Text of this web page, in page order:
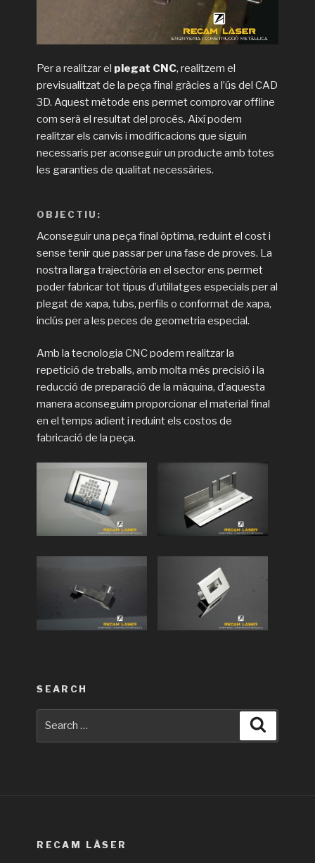
Per a realitzar el plegat CNC, realitzem el
previsualitzat de la peça final gràcies a l’ús del CAD
3D. Aquest mètode ens permet comprovar offline
com serà el resultat del procés. Així podem
realitzar els canvis i modificacions que siguin
necessaris per aconseguir un producte amb totes
les garanties de qualitat necessàries.
OBJECTIU:
Aconseguir una peça final òptima, reduint el cost i
sense tenir que passar per una fase de proves. La
nostra llarga trajectòria en el sector ens permet
poder fabricar tot tipus d’utillatges especials per al
plegat de xapa, tubs, perfils o conformat de xapa,
inclús per a les peces de geometria especial.
Amb la tecnologia CNC podem realitzar la
repetició de treballs, amb molta més precisió i la
reducció de preparació de la màquina, d’aquesta
manera aconseguim proporcionar el material final
en el temps adient i reduint els costos de
fabricació de la peça.
SEARCH
RECAM LÀSER